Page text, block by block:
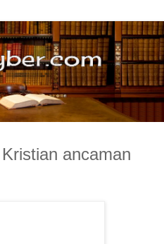
ancaman